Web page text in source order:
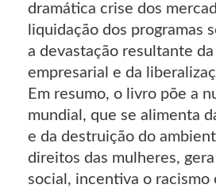
dramática crise dos
liquidação dos programas
a devastação resultante
empresarial e da
Em resumo, o livro põe a
mundial, que se alimenta
e da destruição do
direitos das mulheres,
social, incentiva o racismo